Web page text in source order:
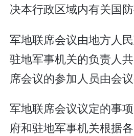
决本行政区域内有关国防
军地联席会议由地方人
驻地军事机关的负责人
席会议的参加人员由会议
军地联席会议议定的事
府和驻地军事机关根据